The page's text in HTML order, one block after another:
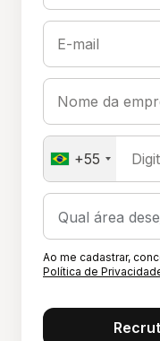
E-mail
Nome da
+55
Ao me cadastrar,
Política de